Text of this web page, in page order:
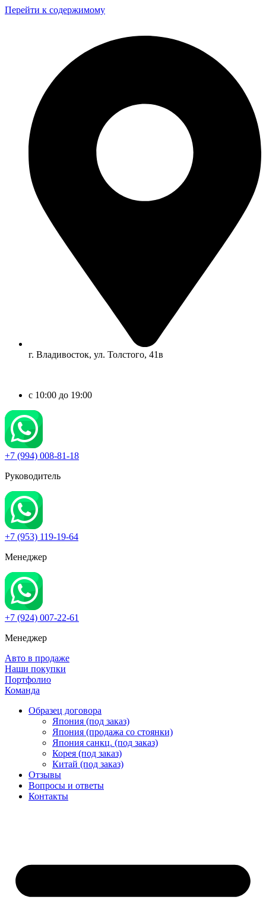
Перейти к содержимому
г. Владивосток, ул. Толстого, 41в
c 10:00 до 19:00
+7 (994) 008-81-18
Руководитель
+7 (953) 119-19-64
Менеджер
+7 (924) 007-22-61
Менеджер
Авто в продаже
Наши покупки
Портфолио
Команда
Образец договора
Япония (под заказ)
Япония (продажа со стоянки)
Япония санкц. (под заказ)
Корея (под заказ)
Китай (под заказ)
Отзывы
Вопросы и ответы
Контакты